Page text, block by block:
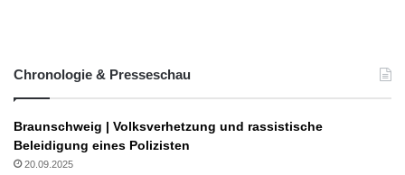
Chronologie & Presseschau
Braunschweig | Volksverhetzung und rassistische
Beleidigung eines Polizisten
20.09.2025